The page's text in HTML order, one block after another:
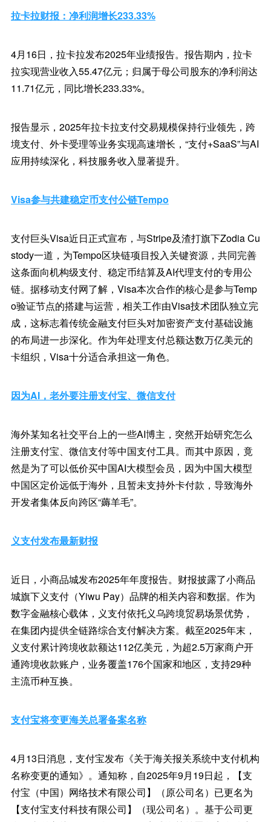
拉卡拉财报：净利润增长233.33%
4月16日，拉卡拉发布2025年业绩报告。报告期内，拉卡
拉实现营业收入55.47亿元；归属于母公司股东的净利润达
11.71亿元，同比增长233.33%。
报告显示，2025年拉卡拉支付交易规模保持行业领先，跨
境支付、外卡受理等业务实现高速增长，“支付+SaaS”与AI
应用持续深化，科技服务收入显著提升。
Visa参与共建稳定币支付公链Tempo
支付巨头Visa近日正式宣布，与Stripe及渣打旗下Zodia Cu
stody一道，为Tempo区块链项目投入关键资源，共同完善
这条面向机构级支付、稳定币结算及AI代理支付的专用公
链。据移动支付网了解，Visa本次合作的核心是参与Temp
o验证节点的搭建与运营，相关工作由Visa技术团队独立完
成，这标志着传统金融支付巨头对加密资产支付基础设施
的布局进一步深化。作为年处理支付总额达数万亿美元的
卡组织，Visa十分适合承担这一角色。
因为AI，老外要注册支付宝、微信支付
海外某知名社交平台上的一些AI博主，突然开始研究怎么
注册支付宝、微信支付等中国支付工具。而其中原因，竟
然是为了可以低价买中国AI大模型会员，因为中国大模型
中国区定价远低于海外，且暂未支持外卡付款，导致海外
开发者集体反向跨区“薅羊毛”。
义支付发布最新财报
近日，小商品城发布2025年年度报告。财报披露了小商品
城旗下义支付（Yiwu Pay）品牌的相关内容和数据。作为
数字金融核心载体，义支付依托义乌跨境贸易场景优势，
在集团内提供全链路综合支付解决方案。截至2025年末，
义支付累计跨境收款额达112亿美元，为超2.5万家商户开
通跨境收款账户，业务覆盖176个国家和地区，支持29种
主流币种互换。
支付宝将变更海关总署备案名称
4月13日消息，支付宝发布《关于海关报关系统中支付机构
名称变更的通知》。通知称，自2025年9月19日起，【支
付宝（中国）网络技术有限公司】（原公司名）已更名为
【支付宝支付科技有限公司】（现公司名）。基于公司更